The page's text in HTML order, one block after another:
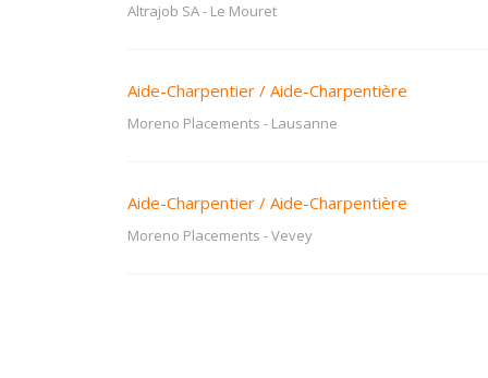
Altrajob SA- Le Mouret
Aide-Charpentier / Aide-Charpentière
Moreno Placements - Lausanne
Aide-Charpentier / Aide-Charpentière
Moreno Placements -Vevey